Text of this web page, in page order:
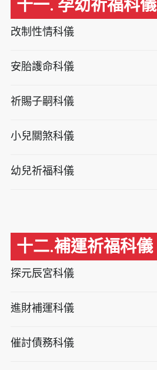
十一. 孕幼祈福科儀
改制性情科儀
安胎護命科儀
祈賜子嗣科儀
小兒關煞科儀
幼兒祈福科儀
十二.補運祈福科儀
探元辰宮科儀
進財補運科儀
催討債務科儀